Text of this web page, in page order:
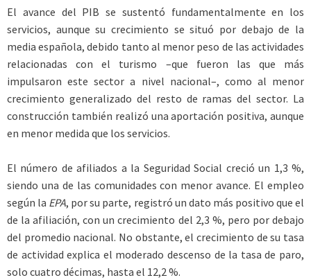
El avance del PIB se sustentó fundamentalmente en los
servicios, aunque su crecimiento se situó por debajo de la
media española, debido tanto al menor peso de las actividades
relacionadas con el turismo –que fueron las que más
impulsaron este sector a nivel nacional–, como al menor
crecimiento generalizado del resto de ramas del sector. La
construcción también realizó una aportación positiva, aunque
en menor medida que los servicios.
El número de afiliados a la Seguridad Social creció un 1,3 %,
siendo una de las comunidades con menor avance. El empleo
según la EPA, por su parte, registró un dato más positivo que el
de la afiliación, con un crecimiento del 2,3 %, pero por debajo
del promedio nacional. No obstante, el crecimiento de su tasa
de actividad explica el moderado descenso de la tasa de paro,
solo cuatro décimas, hasta el 12,2 %.